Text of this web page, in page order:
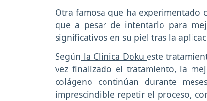
Otra famosa que ha experimentado
que a pesar de intentarlo para
significativos en su piel tras la
Según la Clínica Doku este
vez finalizado el tratamiento, la
colágeno continúan durante
imprescindible repetir el proceso,